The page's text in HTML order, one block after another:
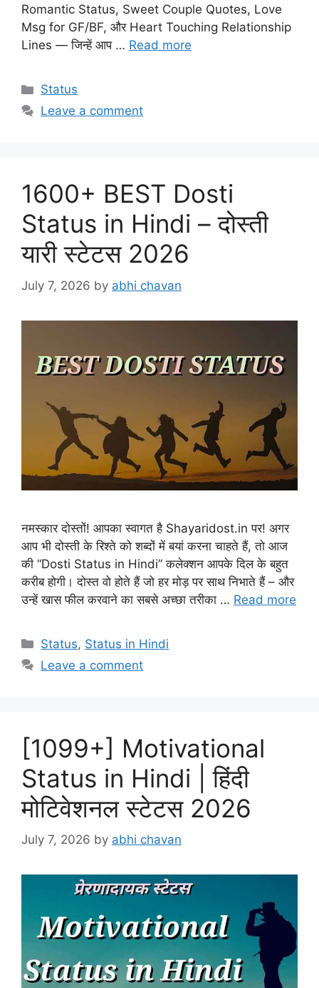
Romantic Status, Sweet Couple Quotes, Love
Msg for GF/BF, और Heart Touching Relationship
Lines — जिन्हें आप … Read more
Categories
Status
Leave a comment
1600+ BEST Dosti
Status in Hindi – दोस्ती
यारी स्टेटस 2026
July 7, 2026 by abhi chavan
नमस्कार दोस्तों! आपका स्वागत है Shayaridost.in पर! अगर
आप भी दोस्ती के रिश्ते को शब्दों में बयां करना चाहते हैं, तो आज
की “Dosti Status in Hindi” कलेक्शन आपके दिल के बहुत
करीब होगी। दोस्त वो होते हैं जो हर मोड़ पर साथ निभाते हैं – और
उन्हें खास फील करवाने का सबसे अच्छा तरीका … Read more
Categories
Status, Status in Hindi
Leave a comment
[1099+] Motivational
Status in Hindi | हिंदी
मोटिवेशनल स्टेटस 2026
July 7, 2026 by abhi chavan